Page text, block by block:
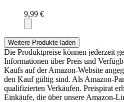
9,99 €
Weitere Produkte laden
Die Produktpreise können jederzeit
Informationen über Preis und
Kaufs auf der Amazon-Website
den Kauf gültig sind. Als Amazon-
qualifizierten Verkäufen. Preispirat
Einkäufe, die über unsere Amazon-